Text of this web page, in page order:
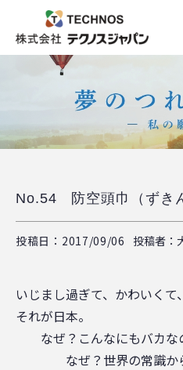
No.54 防空頭巾（ずき
投稿日：2017/09/06 投稿者：
いじまし過ぎて、かわいくて
それが日本。
なぜ？こんなにもバカな
なぜ？世界の常識から